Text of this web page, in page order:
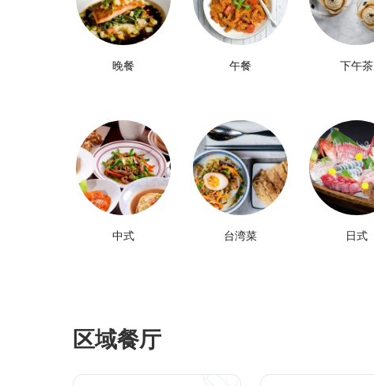
晚餐 午餐 下午茶
中式 台湾菜 日式
区域餐厅